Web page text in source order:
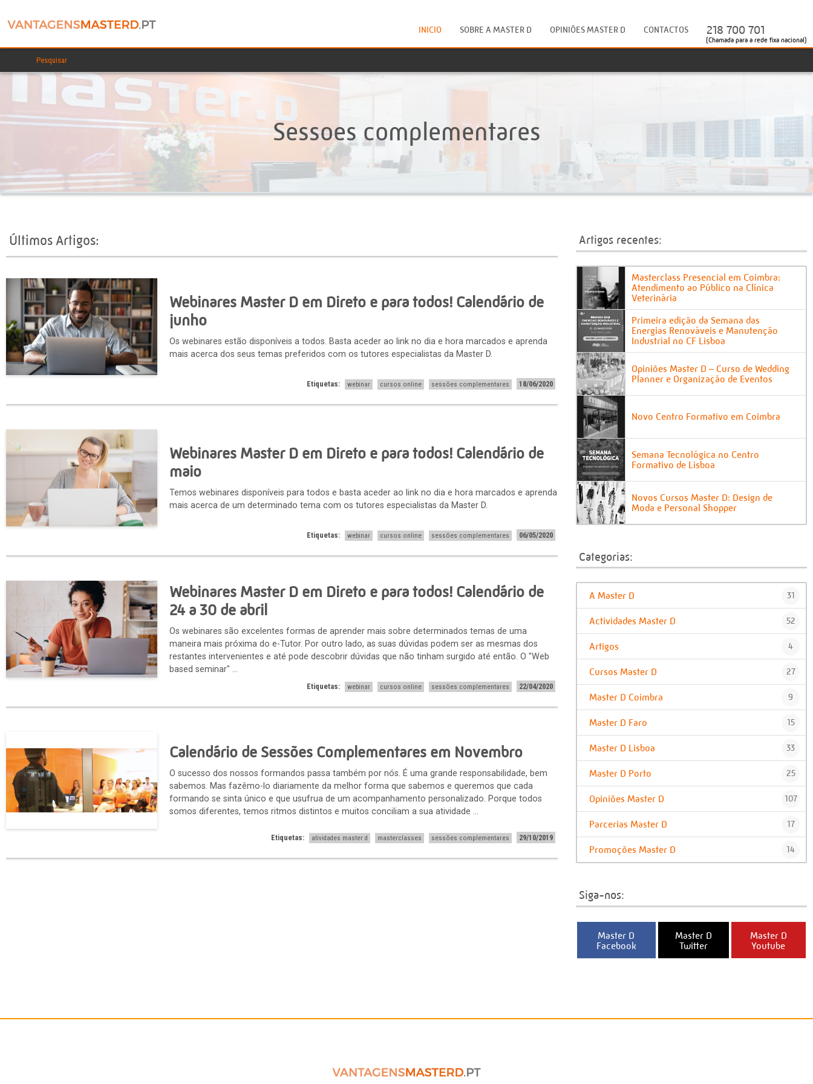
INICIO SOBRE A MASTER D OPINIÕES MASTER D CONTACTOS 218 700 701
(Chamada para a rede fixa nacional)
Sessoes complementares
Últimos Artigos:
Webinares Master D em Direto e para todos! Calendário de
junho
Os webinares estão disponíveis a todos. Basta aceder ao link no dia e hora marcados e aprenda
mais acerca dos seus temas preferidos com os tutores especialistas da Master D.
Etiquetas: webinar cursos online sessões complementares 18/06/2020
Webinares Master D em Direto e para todos! Calendário de
maio
Temos webinares disponíveis para todos e basta aceder ao link no dia e hora marcados e aprenda
mais acerca de um determinado tema com os tutores especialistas da Master D.
Etiquetas: webinar cursos online sessões complementares 06/05/2020
Webinares Master D em Direto e para todos! Calendário de
24 a 30 de abril
Os webinares são excelentes formas de aprender mais sobre determinados temas de uma
maneira mais próxima do e-Tutor. Por outro lado, as suas dúvidas podem ser as mesmas dos
restantes intervenientes e até pode descobrir dúvidas que não tinham surgido até então. O "Web
based seminar" ...
Etiquetas: webinar cursos online sessões complementares 22/04/2020
Calendário de Sessões Complementares em Novembro
O sucesso dos nossos formandos passa também por nós. É uma grande responsabilidade, bem
sabemos. Mas fazêmo-lo diariamente da melhor forma que sabemos e queremos que cada
formando se sinta único e que usufrua de um acompanhamento personalizado. Porque todos
somos diferentes, temos ritmos distintos e muitos conciliam a sua atividade ...
Etiquetas: atividades master d masterclasses sessões complementares 29/10/2019
Artigos recentes:
Masterclass Presencial em Coimbra:
Atendimento ao Público na Clínica
Veterinária
Primeira edição da Semana das
Energias Renováveis e Manutenção
Industrial no CF Lisboa
Opiniões Master D – Curso de Wedding
Planner e Organização de Eventos
Novo Centro Formativo em Coimbra
Semana Tecnológica no Centro
Formativo de Lisboa
Novos Cursos Master D: Design de
Moda e Personal Shopper
Categorias:
A Master D 31
Actividades Master D 52
Artigos 4
Cursos Master D 27
Master D Coimbra 9
Master D Faro 15
Master D Lisboa 33
Master D Porto 25
Opiniões Master D 107
Parcerias Master D 17
Promoções Master D 14
Siga-nos:
Master D
Facebook
Master D
Twitter
Master D
Youtube